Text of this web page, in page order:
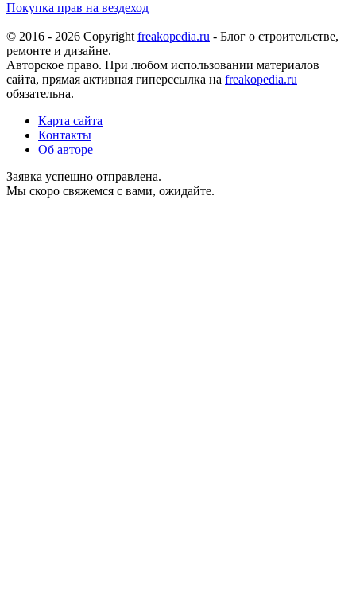
Покупка прав на вездеход
© 2016 - 2026 Copyright freakopedia.ru - Блог о строительстве,
ремонте и дизайне.
Авторское право. При любом использовании материалов
сайта, прямая активная гиперссылка на freakopedia.ru
обязательна.
Карта сайта
Контакты
Об авторе
Заявка успешно отправлена.
Мы скоро свяжемся с вами, ожидайте.